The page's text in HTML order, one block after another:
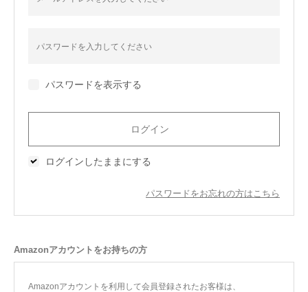
今治タオルについて
会員サービス
規約
パスワードを表示する
ログインしたままにする
パスワードをお忘れの方はこちら
Amazonアカウントをお持ちの方
Amazonアカウントを利用して会員登録されたお客様は、